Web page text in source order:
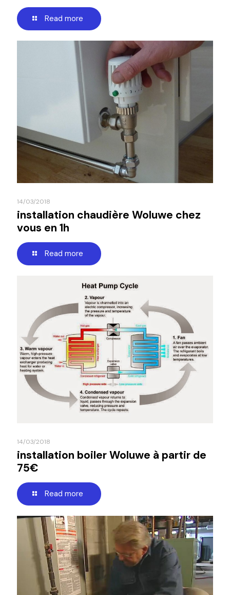
Read more
14/03/2018
installation chaudière Woluwe chez
vous en 1h
Read more
14/03/2018
installation boiler Woluwe à partir de
75€
Read more